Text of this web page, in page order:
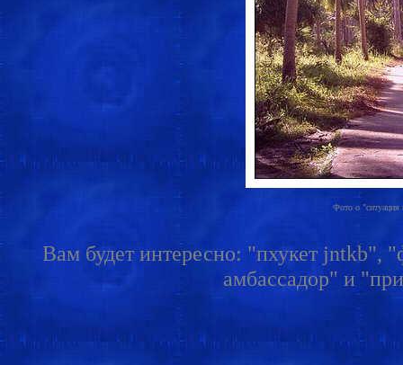
Фото о "ситуация
Вам будет интересно: "пхукет jntkb",
амбассадор" и